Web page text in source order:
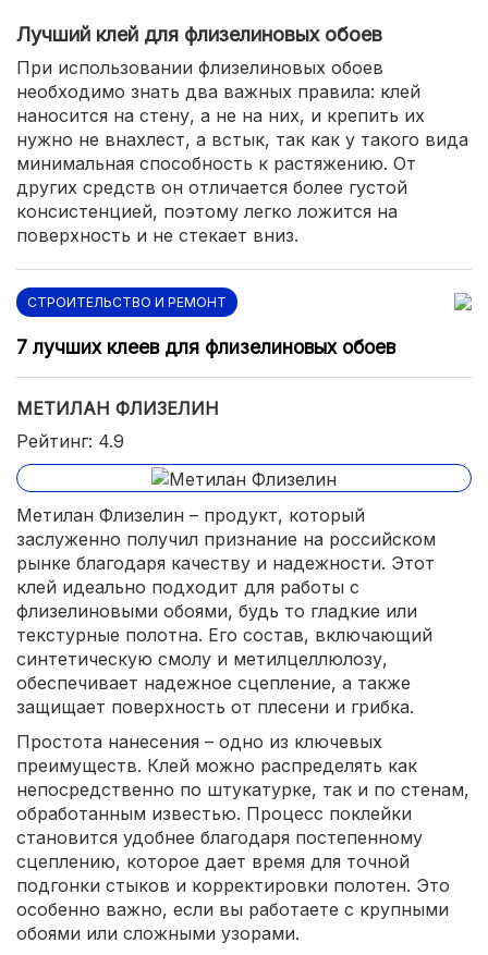
Лучший клей для флизелиновых обоев
При использовании флизелиновых обоев
необходимо знать два важных правила: клей
наносится на стену, а не на них, и крепить их
нужно не внахлест, а встык, так как у такого вида
минимальная способность к растяжению. От
других средств он отличается более густой
консистенцией, поэтому легко ложится на
поверхность и не стекает вниз.
СТРОИТЕЛЬСТВО И РЕМОНТ
7 лучших клеев для флизелиновых обоев
МЕТИЛАН ФЛИЗЕЛИН
Рейтинг: 4.9
Метилан Флизелин – продукт, который
заслуженно получил признание на российском
рынке благодаря качеству и надежности. Этот
клей идеально подходит для работы с
флизелиновыми обоями, будь то гладкие или
текстурные полотна. Его состав, включающий
синтетическую смолу и метилцеллюлозу,
обеспечивает надежное сцепление, а также
защищает поверхность от плесени и грибка.
Простота нанесения – одно из ключевых
преимуществ. Клей можно распределять как
непосредственно по штукатурке, так и по стенам,
обработанным известью. Процесс поклейки
становится удобнее благодаря постепенному
сцеплению, которое дает время для точной
подгонки стыков и корректировки полотен. Это
особенно важно, если вы работаете с крупными
обоями или сложными узорами.